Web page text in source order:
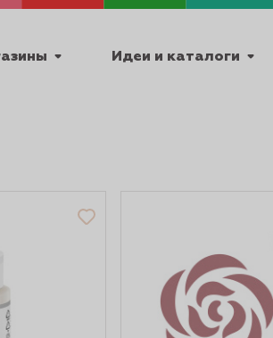
Идеи и каталоги
ПАСХА 2025